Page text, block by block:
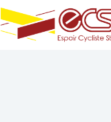
Passer
au
contenu